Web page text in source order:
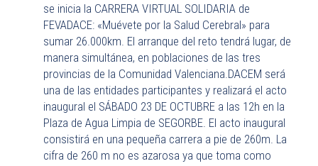
se inicia la CARRERA VIRTUAL SOLIDARIA de
FEVADACE: «Muévete por la Salud Cerebral» para
sumar 26.000km. El arranque del reto tendrá lugar, de
manera simultánea, en poblaciones de las tres
provincias de la Comunidad Valenciana.DACEM será
una de las entidades participantes y realizará el acto
inaugural el SÁBADO 23 DE OCTUBRE a las 12h en la
Plaza de Agua Limpia de SEGORBE. El acto inaugural
consistirá en una pequeña carrera a pie de 260m. La
cifra de 260 m no es azarosa ya que toma como